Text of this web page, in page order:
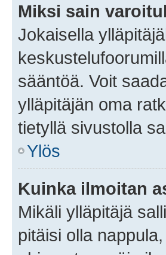
Miksi sain
Jokaisella
sääntöä. Voit
ylläpitäjän oma
tietyllä sivustolla
Ylös
Kuinka ilmoitan
Mikäli ylläpitäjä
pitäisi olla